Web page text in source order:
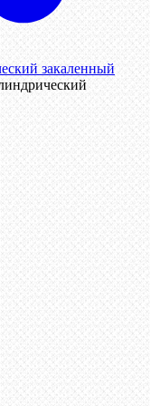
закаленный